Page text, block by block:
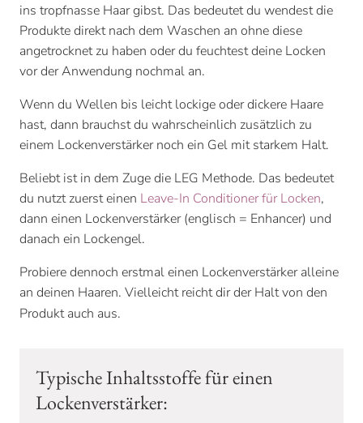
ins tropfnasse Haar gibst. Das bedeutet du wendest die
Produkte direkt nach dem Waschen an ohne diese
angetrocknet zu haben oder du feuchtest deine Locken
vor der Anwendung nochmal an.
Wenn du Wellen bis leicht lockige oder dickere Haare
hast, dann brauchst du wahrscheinlich zusätzlich zu
einem Lockenverstärker noch ein Gel mit starkem Halt.
Beliebt ist in dem Zuge die LEG Methode. Das bedeutet
du nutzt zuerst einen Leave-In Conditioner für Locken,
dann einen Lockenverstärker (englisch = Enhancer) und
danach ein Lockengel.
Probiere dennoch erstmal einen Lockenverstärker alleine
an deinen Haaren. Vielleicht reicht dir der Halt von den
Produkt auch aus.
Typische Inhaltsstoffe für einen
Lockenverstärker: